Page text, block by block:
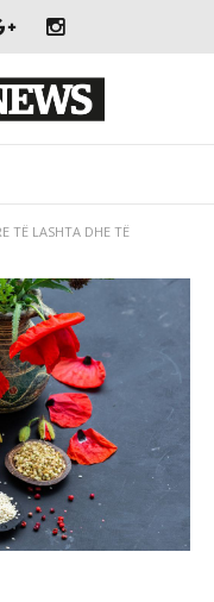
TË LASHTA DHE TË